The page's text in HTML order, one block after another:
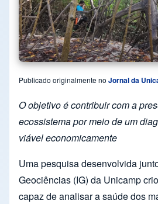
Publicado originalmente no Jornal da
O objetivo é contribuir com a
ecossistema por meio de um
viável economicamente
Uma pesquisa desenvolvida
Geociências (IG) da Unicamp
capaz de analisar a saúde dos